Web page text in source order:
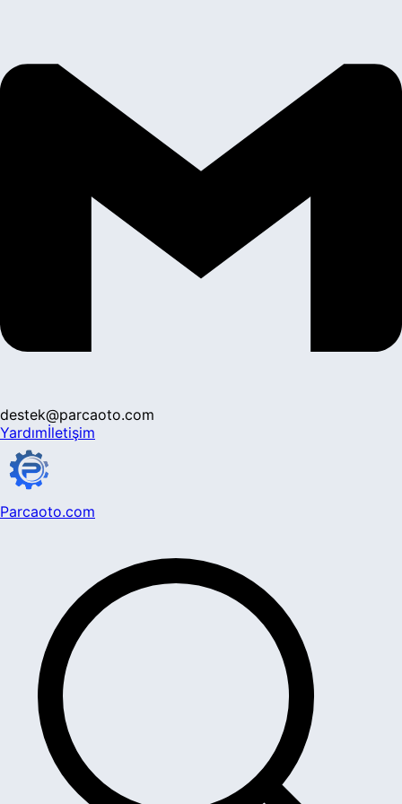
destek@parcaoto.com
Yardımİletişim
Parcaoto.com